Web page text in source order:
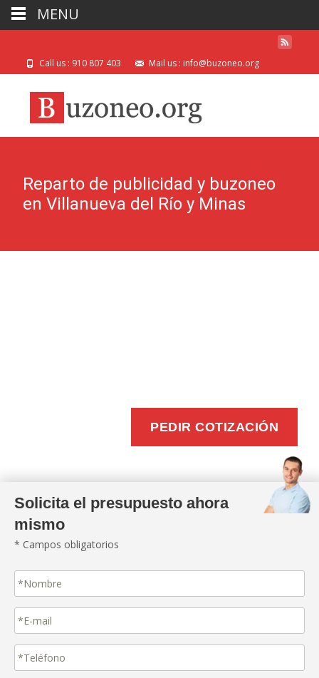
Call us : 910 807 403 Mail us : info@buzoneo.org
Reparto de publicidad y buzoneo
en Villanueva del Río y Minas
PEDIR COTIZACIÓN
Solicita el presupuesto ahora
mismo
* Campos obligatorios
MENU